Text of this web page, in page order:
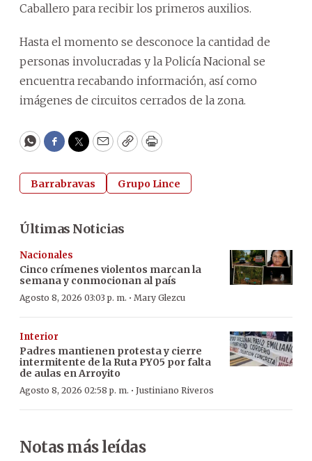
Caballero para recibir los primeros auxilios.
Hasta el momento se desconoce la cantidad de
personas involucradas y la Policía Nacional se
encuentra recabando información, así como
imágenes de circuitos cerrados de la zona.
WhatsApp
Facebook
Twitter
EmailCopyPrint
Barrabravas Grupo Lince
Últimas Noticias
Nacionales
Cinco crímenes violentos marcan la
semana y conmocionan al país
Agosto 8, 2026 03:03 p. m. · Mary Glezcu
Interior
Padres mantienen protesta y cierre
intermitente de la Ruta PY05 por falta
de aulas en Arroyito
Agosto 8, 2026 02:58 p. m. · Justiniano Riveros
Notas más leídas